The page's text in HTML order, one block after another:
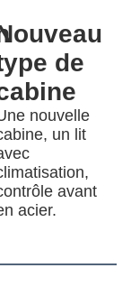
de
nouvelle
un lit
avant
acier.